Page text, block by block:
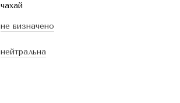
чахай
не визначено
нейтральна